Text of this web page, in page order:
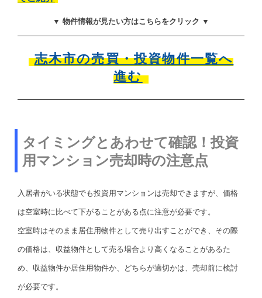
▼ 物件情報が見たい方はこちらをクリック ▼
志木市の売買・投資物件一覧へ
進む
タイミングとあわせて確認！投資
用マンション売却時の注意点
入居者がいる状態でも投資用マンションは売却できますが、価格
は空室時に比べて下がることがある点に注意が必要です。
空室時はそのまま居住用物件として売り出すことができ、その際
の価格は、収益物件として売る場合より高くなることがあるた
め、収益物件か居住用物件か、どちらが適切かは、売却前に検討
が必要です。